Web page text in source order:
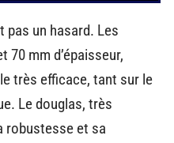
pas un hasard. Les
70 mm d’épaisseur,
très efficace, tant sur le
Le douglas, très
robustesse et sa